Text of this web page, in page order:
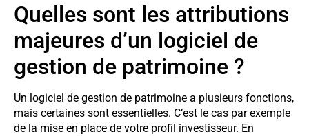
Quelles sont les attributions
majeures d’un logiciel de
gestion de patrimoine ?
Un logiciel de gestion de patrimoine a plusieurs fonctions,
mais certaines sont essentielles. C’est le cas par exemple
de la mise en place de votre profil investisseur. En